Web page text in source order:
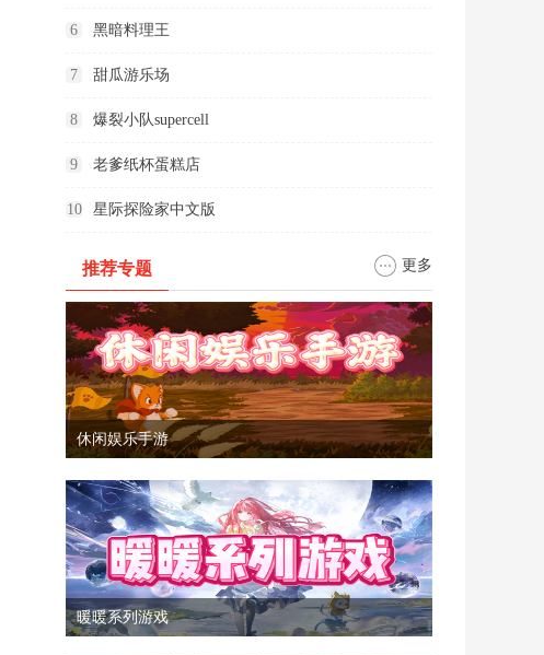
6 黑暗料理王
7 甜瓜游乐场
8 爆裂小队supercell
9 老爹纸杯蛋糕店
10 星际探险家中文版
推荐专题 更多
休闲娱乐手游
暖暖系列游戏